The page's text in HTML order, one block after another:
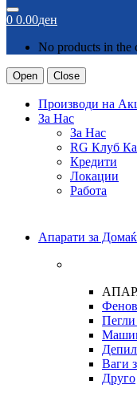
0 0.00ден
No products in the
Open Close
Производи на
За Нас
За Нас
RG Клуб
Кредити
Локации
Работа
Апарати за
Пегли
Ваги
Друго